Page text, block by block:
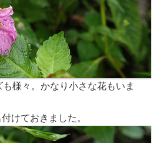
様々。かなり小さな花もいま
けておきました。